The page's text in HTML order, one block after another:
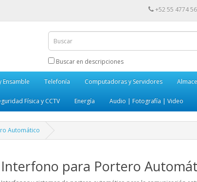
+52 55 4774
Buscar en descripciones
Ensamble Telefonía Computadoras y Servidores
Física y CCTV Energía Audio | Fotografía | Video
Automático
Interfono para Portero